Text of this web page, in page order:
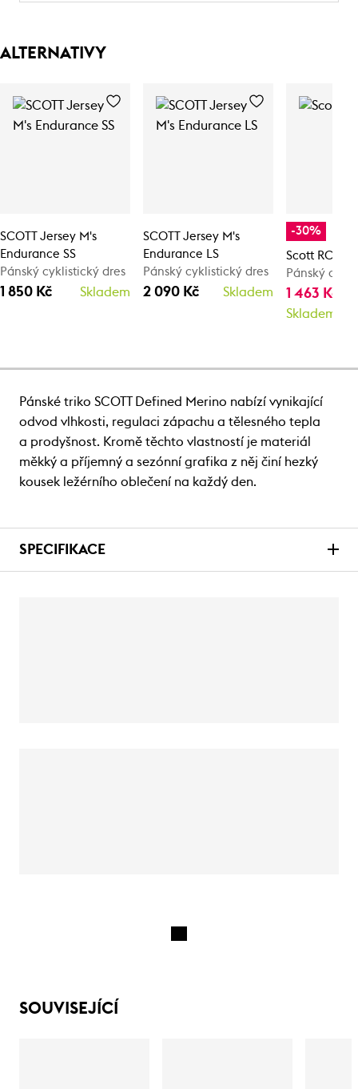
ALTERNATIVY
SCOTT Jersey M's
Endurance SS
Pánský cyklistický dres
1 850 Kč Skladem
SCOTT Jersey M's
Endurance LS
Pánský cyklistický dres
2 090 Kč Skladem
-30%
Scott RC
Pánský
1 463 Kč
Skladem
Pánské triko SCOTT Defined Merino nabízí vynikající
odvod vlhkosti, regulaci zápachu a tělesného tepla
a prodyšnost. Kromě těchto vlastností je materiál
měkký a příjemný a sezónní grafika z něj činí hezký
kousek ležérního oblečení na každý den.
SPECIFIKACE
SOUVISEJÍCÍ